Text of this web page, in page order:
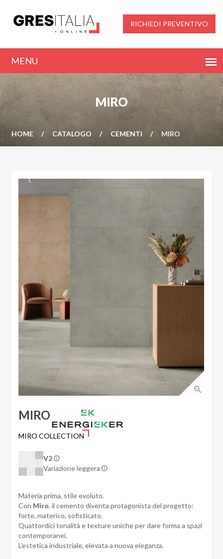
RICHIEDI PREVENTIVO
MIRO
HOME CATALOGO CEMENTI MIRO
MIRO
MIRO COLLECTION
V2
Variazione leggera
Materia prima, stile evoluto.
Con Miro, il cemento diventa protagonista del progetto:
forte, materico, sofisticato.
Quattordici tonalità e texture uniche per dare forma a spazi
contemporanei.
L’estetica industriale, elevata a nuova eleganza.